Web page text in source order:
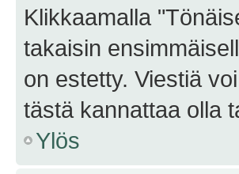
Klikkaamalla
takaisin
on estetty. Viestiä
tästä kannattaa olla
Ylös